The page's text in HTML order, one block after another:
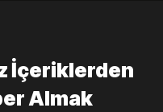
İçeriklerden
Almak